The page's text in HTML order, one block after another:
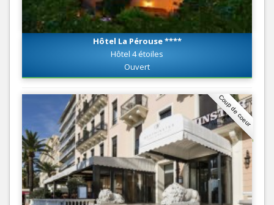
Hôtel La Pérouse ****
Hôtel 4 étoiles
Ouvert
Coup de coeur